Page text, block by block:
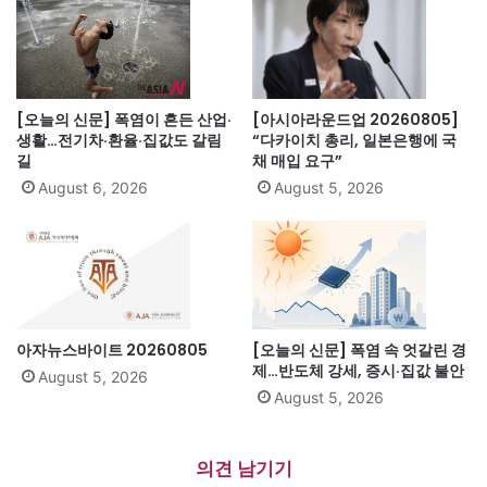
[오늘의 신문] 폭염이 흔든 산업·
생활…전기차·환율·집값도 갈림
길
August 6, 2026
[아시아라운드업 20260805]
“다카이치 총리, 일본은행에 국
채 매입 요구”
August 5, 2026
아자뉴스바이트 20260805
August 5, 2026
[오늘의 신문] 폭염 속 엇갈린 경
제…반도체 강세, 증시·집값 불안
August 5, 2026
의견 남기기